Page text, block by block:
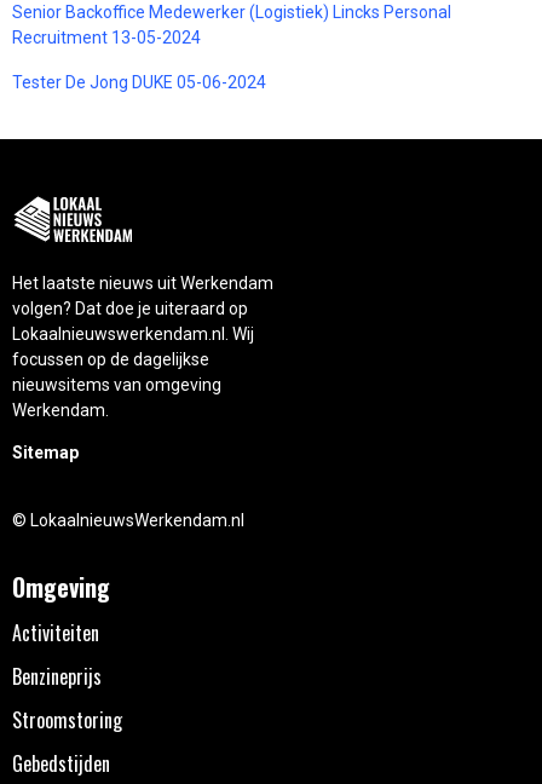
Senior Backoffice Medewerker (Logistiek) Lincks Personal
Recruitment 13-05-2024
Tester De Jong DUKE 05-06-2024
Het laatste nieuws uit Werkendam
volgen? Dat doe je uiteraard op
Lokaalnieuwswerkendam.nl. Wij
focussen op de dagelijkse
nieuwsitems van omgeving
Werkendam.
Sitemap
© LokaalnieuwsWerkendam.nl
Omgeving
Activiteiten
Benzineprijs
Stroomstoring
Gebedstijden